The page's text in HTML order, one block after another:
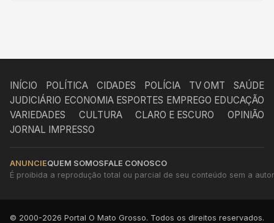
INÍCIO POLÍTICA CIDADES POLÍCIA TV OMT
SAÚDE
JUDICIÁRIO ECONOMIA ESPORTES EMPREGO EDUCAÇÃO
VARIEDADES
CULTURA CLARO E ESCURO
OPINIÃO
JORNAL IMPRESSO
ANUNCIEQUEM SOMOSFALE CONOSCO
É proibida a reprodução total ou parcial de seu conteúdo sem a
© 2000-2026 Portal O Mato Grosso. Todos os direitos reservados.